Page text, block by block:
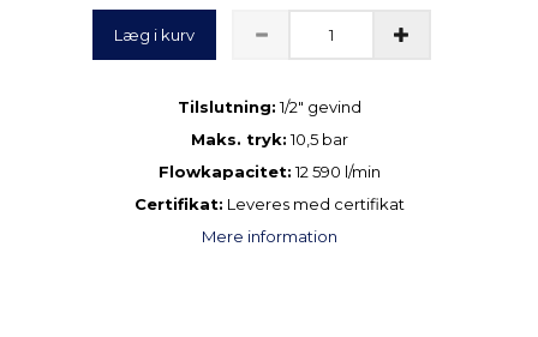
Læg i kurv
Tilslutning:1/2″ gevind
Maks. tryk:10,5 bar
Flowkapacitet:12 590 l/min
Certifikat: Leveres med certifikat
Mere information